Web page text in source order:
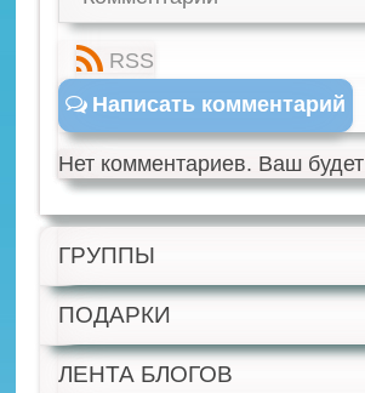
RSS
Написать комментарий
Нет комментариев. Ваш
ГРУППЫ
ПОДАРКИ
ЛЕНТА БЛОГОВ